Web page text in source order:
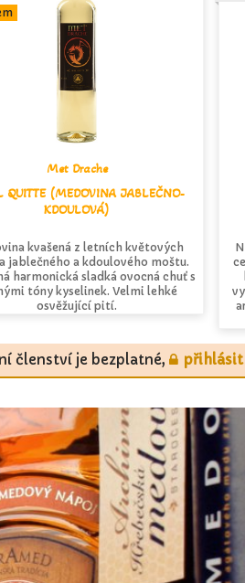
Met Drache
QUITTE (MEDOVINA JABLEČNO-
KDOULOVÁ)
kvašená z letních květových
jablečného a kdoulového moštu.
harmonická sladká ovocná chuť s
tóny kyselinek. Velmi lehké
osvěžující pití.
členství je bezplatné, přihlásit